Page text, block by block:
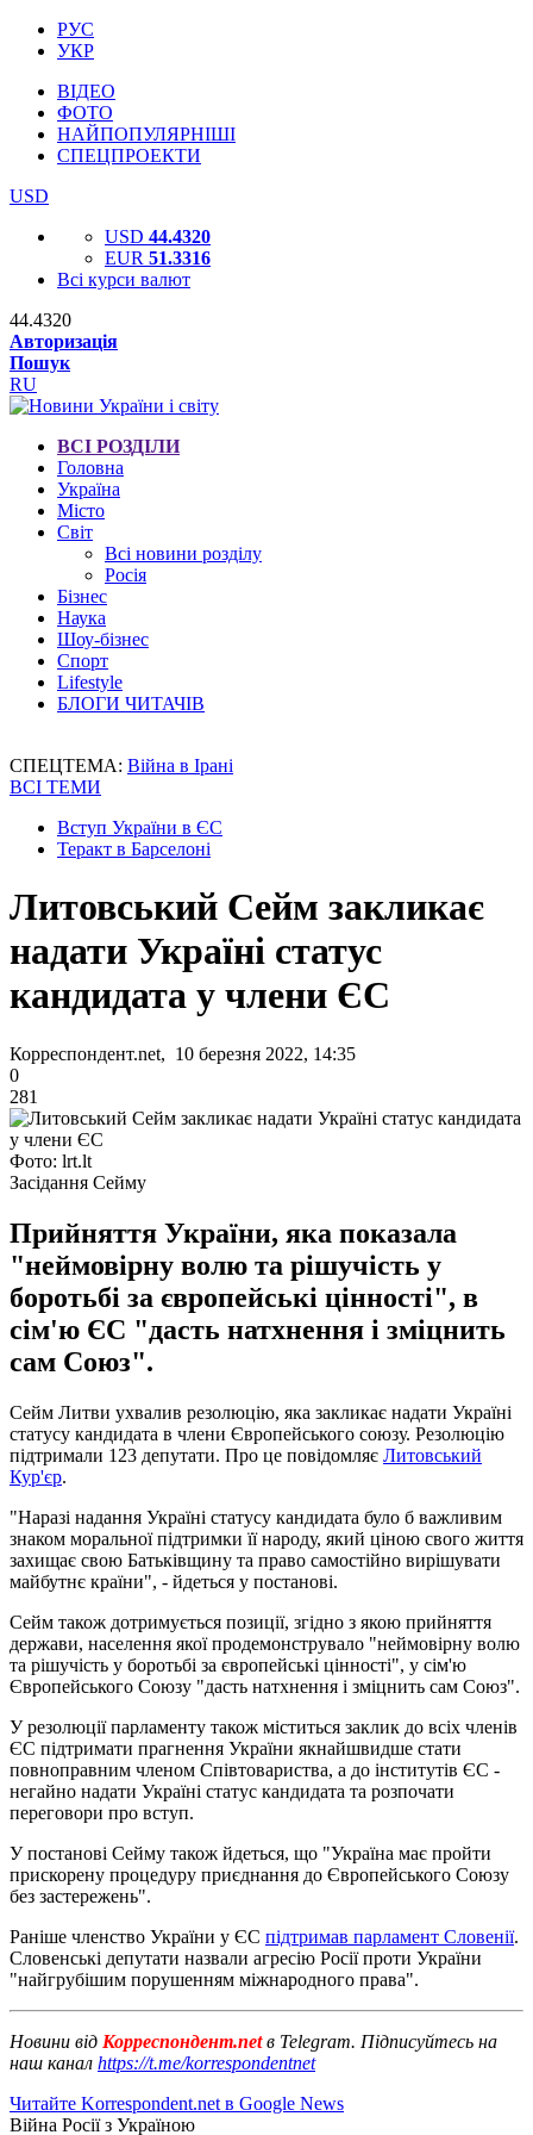
РУС
УКР
ВІДЕО
ФОТО
НАЙПОПУЛЯРНІШІ
СПЕЦПРОЕКТИ
USD
USD 44.4320
EUR 51.3316
Всі курси валют
44.4320
Авторизація
Пошук
RU
ВСІ РОЗДІЛИ
Головна
Україна
Місто
Світ
Всі новини розділу
Росія
Бізнес
Наука
Шоу-бізнес
Спорт
Lifestyle
БЛОГИ ЧИТАЧІВ
СПЕЦТЕМА: Війна в Ірані
ВСІ ТЕМИ
Вступ України в ЄС
Теракт в Барселоні
Литовський Сейм закликає
надати Україні статус
кандидата у члени ЄС
Корреспондент.net, 10 березня 2022, 14:35
0
281
Фото: lrt.lt
Засідання Сейму
Прийняття України, яка показала
"неймовірну волю та рішучість у
боротьбі за європейські цінності", в
сім'ю ЄС "дасть натхнення і зміцнить
сам Союз".
Сейм Литви ухвалив резолюцію, яка закликає надати Україні
статусу кандидата в члени Європейського союзу. Резолюцію
підтримали 123 депутати. Про це повідомляє Литовський
Кур'єр.
"Наразі надання Україні статусу кандидата було б важливим
знаком моральної підтримки її народу, який ціною свого життя
захищає свою Батьківщину та право самостійно вирішувати
майбутнє країни", - йдеться у постанові.
Сейм також дотримується позиції, згідно з якою прийняття
держави, населення якої продемонструвало "неймовірну волю
та рішучість у боротьбі за європейські цінності", у сім'ю
Європейського Союзу "дасть натхнення і зміцнить сам Союз".
У резолюції парламенту також міститься заклик до всіх членів
ЄС підтримати прагнення України якнайшвидше стати
повноправним членом Співтовариства, а до інститутів ЄС -
негайно надати Україні статус кандидата та розпочати
переговори про вступ.
У постанові Сейму також йдеться, що "Україна має пройти
прискорену процедуру приєднання до Європейського Союзу
без застережень".
Раніше членство України у ЄС підтримав парламент Словенії.
Словенські депутати назвали агресію Росії проти України
"найгрубішим порушенням міжнародного права".
Новини від Корреспондент.netв Telegram. Підписуйтесь на
наш канал https://t.me/korrespondentnet
Читайте Korrespondent.net в Google News
Війна Росії з Україною